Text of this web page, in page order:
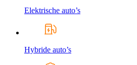
Elektrische auto’s
Hybride auto’s